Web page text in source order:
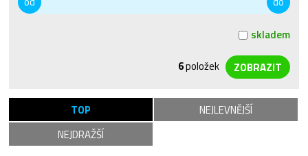
skladem
6položek
TOP
NEJLEVNĚJŠÍ
NEJDRAŽŠÍ